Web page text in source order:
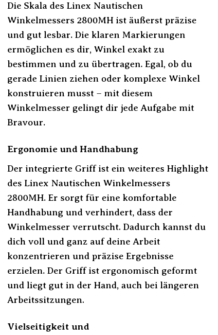
Die Skala des Linex Nautischen
Winkelmessers 2800MH ist äußerst präzise
und gut lesbar. Die klaren Markierungen
ermöglichen es dir, Winkel exakt zu
bestimmen und zu übertragen. Egal, ob du
gerade Linien ziehen oder komplexe Winkel
konstruieren musst – mit diesem
Winkelmesser gelingt dir jede Aufgabe mit
Bravour.
Ergonomie und Handhabung
Der integrierte Griff ist ein weiteres Highlight
des Linex Nautischen Winkelmessers
2800MH. Er sorgt für eine komfortable
Handhabung und verhindert, dass der
Winkelmesser verrutscht. Dadurch kannst du
dich voll und ganz auf deine Arbeit
konzentrieren und präzise Ergebnisse
erzielen. Der Griff ist ergonomisch geformt
und liegt gut in der Hand, auch bei längeren
Arbeitssitzungen.
Vielseitigkeit und